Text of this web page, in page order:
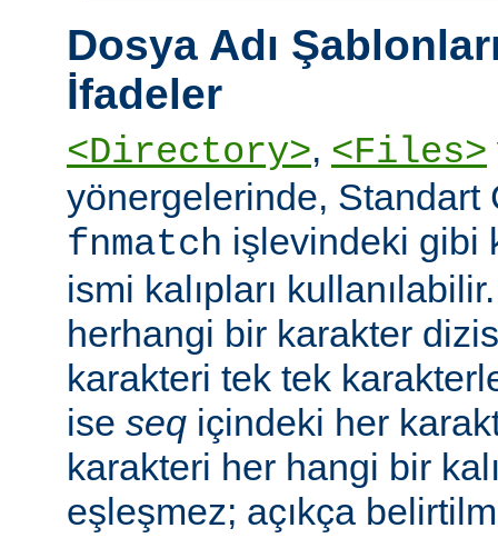
Dosya Adı
İfadeler
<Directory>, <Files>
yönergelerinde, Standart
fnmatch işlevindeki gibi
ismi kalıpları
herhangi bir karakter
karakteri tek tek
ise seq içindeki her
karakteri her hangi bir
eşleşmez; açıkça